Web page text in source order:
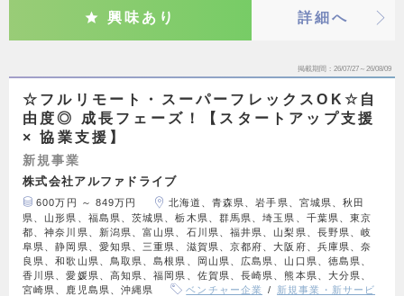
興味あり 詳細へ
掲載期間 26/07/27～26/08/09
☆フルリモート・スーパーフレックスOK☆自
由度◎ 成長フェーズ！【スタートアップ支援
× 協業支援】
新規事業
株式会社アルファドライブ
600万円 ～ 849万円
北海道、青森県、岩手県、宮城県、秋田
県、山形県、福島県、茨城県、栃木県、群馬県、埼玉県、千葉県、東京
都、神奈川県、新潟県、富山県、石川県、福井県、山梨県、長野県、岐
阜県、静岡県、愛知県、三重県、滋賀県、京都府、大阪府、兵庫県、奈
良県、和歌山県、鳥取県、島根県、岡山県、広島県、山口県、徳島県、
香川県、愛媛県、高知県、福岡県、佐賀県、長崎県、熊本県、大分県、
宮崎県、鹿児島県、沖縄県
ベンチャー企業
新規事業・新サービ